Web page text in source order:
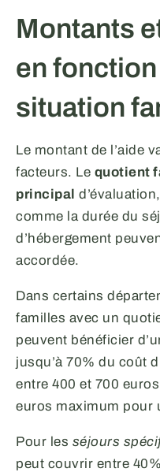
Montants
en
situation
Le montant de l’aide
facteurs. Le quotient
principal
comme la durée du
d’hébergement
accordée.
Dans certains
familles avec un
peuvent bénéficier
jusqu’à 70% du coût
entre 400 et 700
euros maximum pour
Pour les séjours
peut couvrir entre